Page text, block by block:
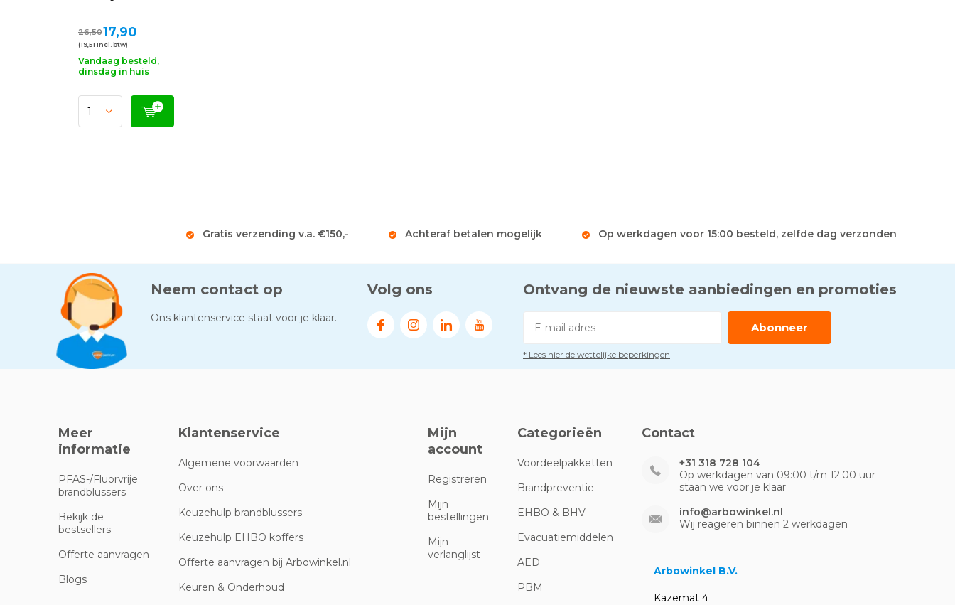
26,5017,90
(19,51 Incl. btw)
Vandaag besteld,
dinsdag in huis
Gratis verzending v.a. €150,- Achteraf betalen mogelijk Op werkdagen voor 15:00 besteld, zelfde dag verzonden
Neem contact op
Ons klantenservice staat voor je klaar.
Volg ons Ontvang de nieuwste aanbiedingen en promoties
Abonneer
* Lees hier de wettelijke beperkingen
Meer
informatie
PFAS-/Fluorvrije
brandblussers
Bekijk de
bestsellers
Offerte aanvragen
Blogs
Klantenservice
Algemene voorwaarden
Over ons
Keuzehulp brandblussers
Keuzehulp EHBO koffers
Offerte aanvragen bij Arbowinkel.nl
Keuren & Onderhoud
Mijn
account
Registreren
Mijn
bestellingen
Mijn
verlanglijst
Categorieën
Voordeelpakketten
Brandpreventie
EHBO & BHV
Evacuatiemiddelen
AED
PBM
Contact
+31 318 728 104
Op werkdagen van 09:00 t/m 12:00 uur
staan we voor je klaar
info@arbowinkel.nl
Wij reageren binnen 2 werkdagen
Arbowinkel B.V.
Kazemat 4